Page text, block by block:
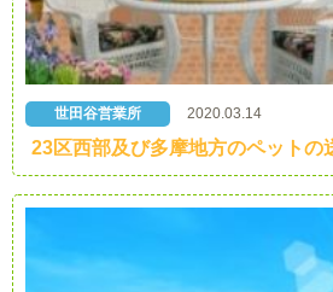
世田谷営業所 2020.03.14
23区西部及び多摩地方のペットの